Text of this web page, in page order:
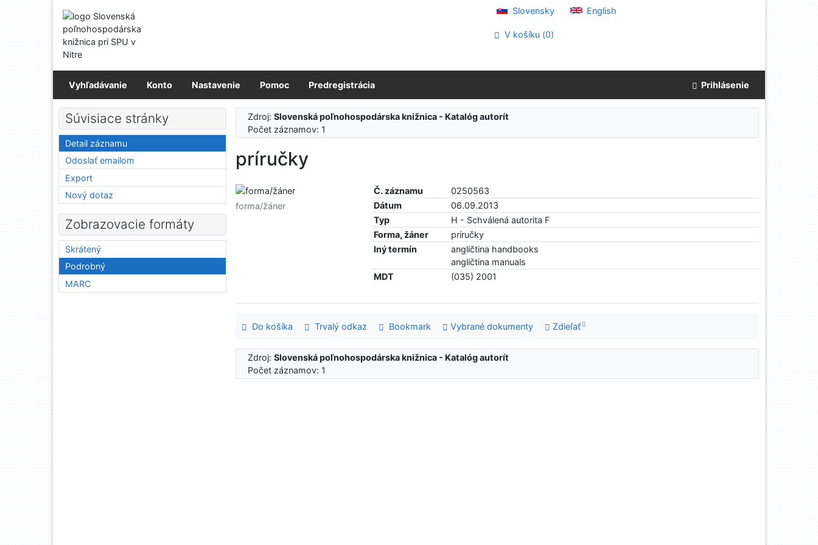
Prejsť na menu
Prehlásenie o webovej prístupnosti
Slovensky English
V košíku (0)
Vyhľadávanie Konto Nastavenie Pomoc Predregistrácia Prihlásenie
Zdroj:Slovenská poľnohospodárska knižnica - Katalóg autorít
Počet záznamov: 1
príručky
Č. záznamu
0250563
Dátum
06.09.2013
Typ
H - Schválená autorita F
Forma, žáner
príručky
Iný termín
angličtina handbooks
angličtina manuals
MDT
(035) 2001
forma/žáner
Do košíka Trvalý odkaz Bookmark Vybrané dokumenty Zdieľať
Zdroj:Slovenská poľnohospodárska knižnica - Katalóg autorít
Počet záznamov: 1
Súvisiace stránky
Detail záznamu
Odoslať emailom
Export
Nový dotaz
Zobrazovacie formáty
Skrátený
Podrobný
MARC